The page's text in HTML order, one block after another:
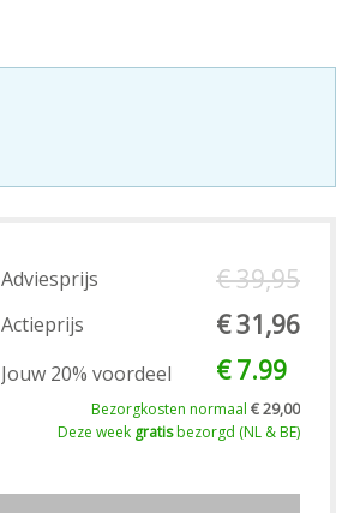
Adviesprijs € 39,95
Actieprijs € 31,96
Jouw 20% voordeel € 7.99
Bezorgkosten normaal € 29,00
Deze week gratisbezorgd (NL & BE)